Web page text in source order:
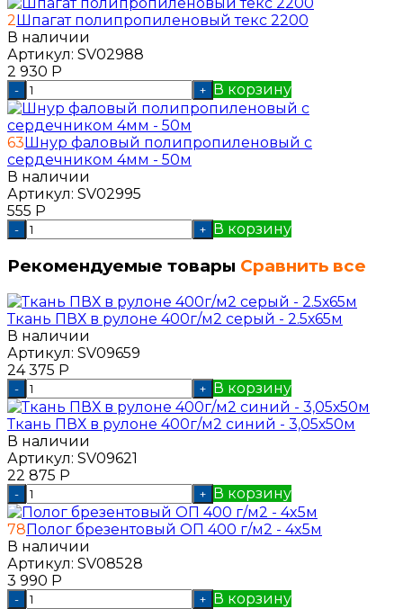
2Шпагат полипропиленовый текс 2200
В наличии
Артикул: SV02988
2 930 Р
- + В корзину
63Шнур фаловый полипропиленовый с
сердечником 4мм - 50м
В наличии
Артикул: SV02995
555 Р
- + В корзину
Рекомендуемые товары Сравнить все
Ткань ПВХ в рулоне 400г/м2 серый - 2.5х65м
В наличии
Артикул: SV09659
24 375 Р
- + В корзину
Ткань ПВХ в рулоне 400г/м2 синий - 3,05х50м
В наличии
Артикул: SV09621
22 875 Р
- + В корзину
78Полог брезентовый ОП 400 г/м2 - 4x5м
В наличии
Артикул: SV08528
3 990 Р
- + В корзину